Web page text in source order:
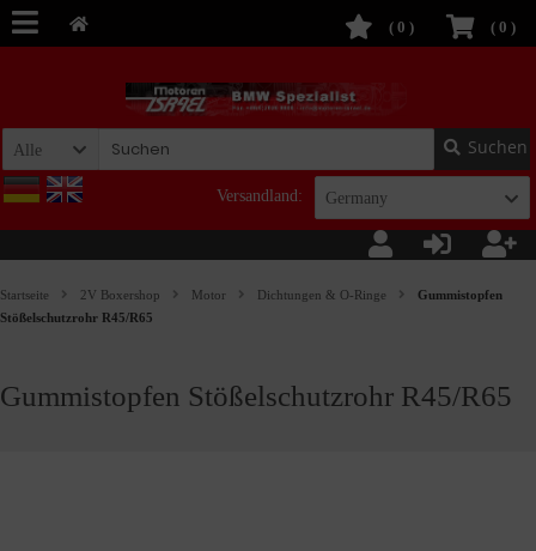
( 0 )
( 0 )
Alle Suchen
Versandland: Germany
Startseite 2V Boxershop Motor Dichtungen & O-Ringe
Gummistopfen
Stößelschutzrohr R45/R65
Gummistopfen Stößelschutzrohr R45/R65